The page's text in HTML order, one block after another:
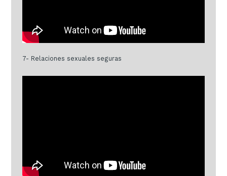
7- Relaciones sexuales seguras